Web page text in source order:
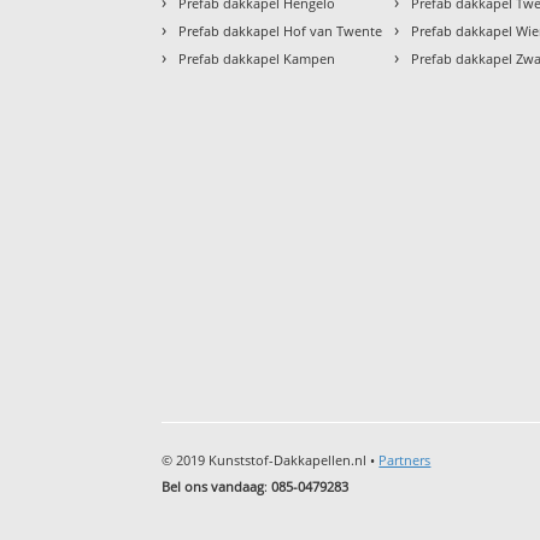
› Prefab dakkapel Hof van Twente
› Prefab dakkapel Kampen
› Prefab dakkapel
› Prefab dakkapel
© 2019 Kunststof-Dakkapellen.nl • Partners
Bel ons vandaag:085-0479283